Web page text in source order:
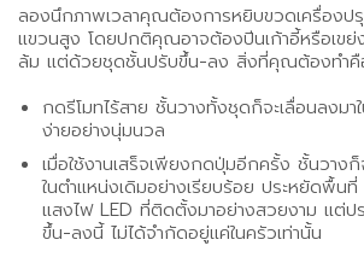
ลองนึกภาพเวลาคุณต้องการหยิบขวดเครื่องป
แขวนสูง โดยปกติคุณอาจต้องปีนเก้าอี้หรือเขย่
ล้ม แต่ด้วยชุดชั้นปรับขึ้น-ลง สิ่งที่คุณต้องทำคื
กดรีโมทไร้สาย ชั้นวางทั้งชุดก็จะเลื่อนลงมา
ง่ายอย่างนุ่มนวล
เมื่อใช้งานเสร็จเพียงกดปุ่มอีกครั้ง ชั้นวาง
ในตำแหน่งเดิมอย่างเรียบร้อย ประหยัดพื้น
แสงไฟ LED ที่ติดตั้งมาอย่างสวยงาม แต่ป
ขึ้น-ลงนี้ ไม่ได้จำกัดอยู่แค่ในครัวเท่านั้น